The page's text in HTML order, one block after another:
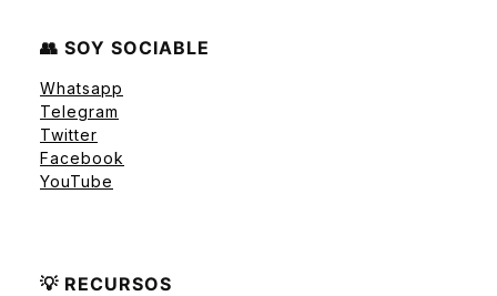
👥 SOY SOCIABLE
Whatsapp
Telegram
Twitter
Facebook
YouTube
💡 RECURSOS